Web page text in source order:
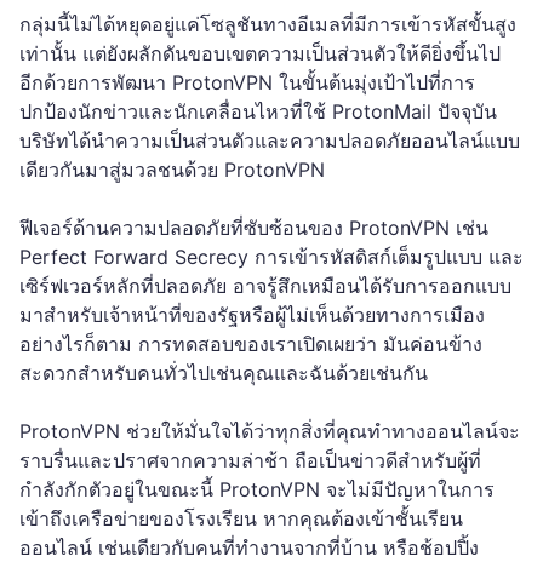
กลุ่มนี้ไม่ได้หยุดอยู่แค่โซลูชันทางอีเมลที่มีการเข้ารหัสขั้นสูง
เท่านั้น แต่ยังผลักดันขอบเขตความเป็นส่วนตัวให้ดียิ่งขึ้นไป
อีกด้วยการพัฒนา ProtonVPN ในขั้นต้นมุ่งเป้าไปที่การ
ปกป้องนักข่าวและนักเคลื่อนไหวที่ใช้ ProtonMail ปัจจุบัน
บริษัทได้นำความเป็นส่วนตัวและความปลอดภัยออนไลน์แบบ
เดียวกันมาสู่มวลชนด้วย ProtonVPN
ฟีเจอร์ด้านความปลอดภัยที่ซับซ้อนของ ProtonVPN เช่น
Perfect Forward Secrecy การเข้ารหัสดิสก์เต็มรูปแบบ และ
เซิร์ฟเวอร์หลักที่ปลอดภัย อาจรู้สึกเหมือนได้รับการออกแบบ
มาสำหรับเจ้าหน้าที่ของรัฐหรือผู้ไม่เห็นด้วยทางการเมือง
อย่างไรก็ตาม การทดสอบของเราเปิดเผยว่า มันค่อนข้าง
สะดวกสำหรับคนทั่วไปเช่นคุณและฉันด้วยเช่นกัน
ProtonVPN ช่วยให้มั่นใจได้ว่าทุกสิ่งที่คุณทำทางออนไลน์จะ
ราบรื่นและปราศจากความล่าช้า ถือเป็นข่าวดีสำหรับผู้ที่
กำลังกักตัวอยู่ในขณะนี้ ProtonVPN จะไม่มีปัญหาในการ
เข้าถึงเครือข่ายของโรงเรียน หากคุณต้องเข้าชั้นเรียน
ออนไลน์ เช่นเดียวกับคนที่ทำงานจากที่บ้าน หรือช้อปปิ้ง